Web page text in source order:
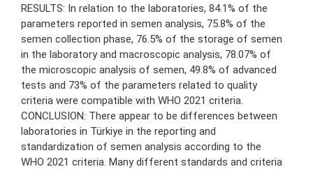
RESULTS: In relation to the laboratories, 84.1% of the
parameters reported in semen analysis, 75.8% of the
semen collection phase, 76.5% of the storage of semen
in the laboratory and macroscopic analysis, 78.07% of
the microscopic analysis of semen, 49.8% of advanced
tests and 73% of the parameters related to quality
criteria were compatible with WHO 2021 criteria.
CONCLUSION: There appear to be differences between
laboratories in Türkiye in the reporting and
standardization of semen analysis according to the
WHO 2021 criteria. Many different standards and criteria